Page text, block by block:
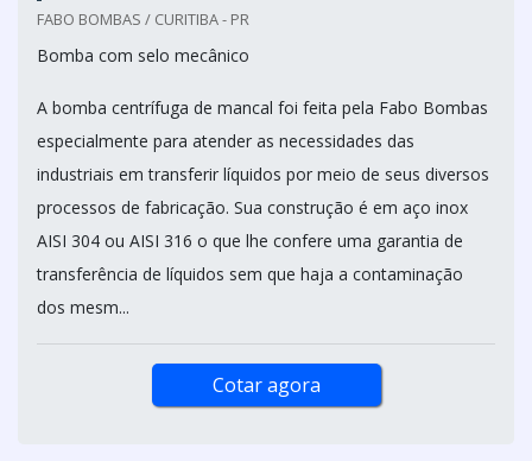
FABO BOMBAS / CURITIBA - PR
Bomba com selo mecânico
A bomba centrífuga de mancal foi feita pela Fabo Bombas
especialmente para atender as necessidades das
industriais em transferir líquidos por meio de seus diversos
processos de fabricação. Sua construção é em aço inox
AISI 304 ou AISI 316 o que lhe confere uma garantia de
transferência de líquidos sem que haja a contaminação
dos mesm...
Cotar agora